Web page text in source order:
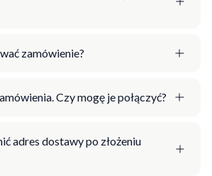
zamówienie?
Czy mogę je połączyć?
adres dostawy po złożeniu